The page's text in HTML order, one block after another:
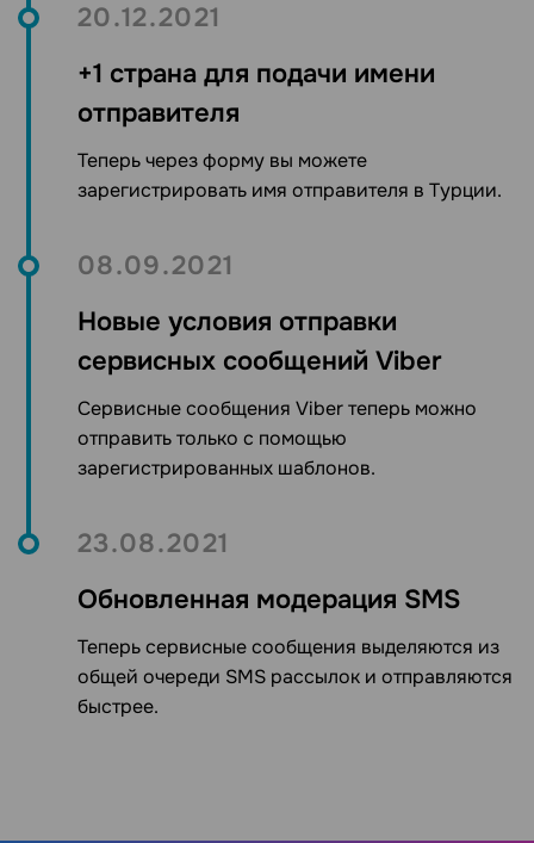
20.12.2021
+1 страна для подачи имени
отправителя
Теперь через форму вы можете
зарегистрировать имя отправителя в Турции.
08.09.2021
Новые условия отправки
сервисных сообщений Viber
Сервисные сообщения Viber теперь можно
отправить только с помощью
зарегистрированных шаблонов.
23.08.2021
Обновленная модерация SMS
Теперь сервисные сообщения выделяются из
общей очереди SMS рассылок и отправляются
быстрее.